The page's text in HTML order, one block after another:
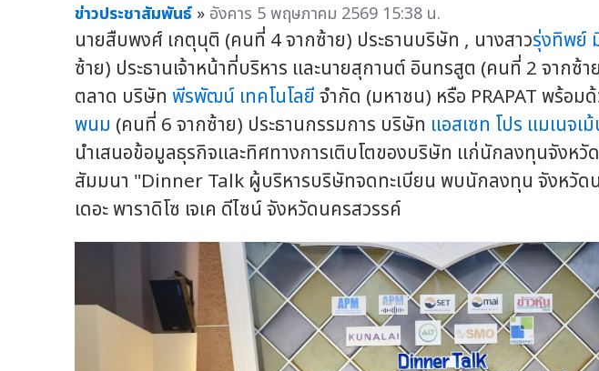
ข่าวประชาสัมพันธ์ » อังคาร 5 พฤษภาคม 2569 15:38 น.
นายสืบพงศ์ เกตุนุติ (คนที่ 4 จากซ้าย) ประธานบริษัท , นางสาวรุ่งทิพย์
ซ้าย) ประธานเจ้าหน้าที่บริหาร และนายสุกานต์ อินทรสูต (คนที่ 2 จากซ้า
ตลาด บริษัท พีรพัฒน์ เทคโนโลยีจำกัด (มหาชน) หรือ PRAPAT พร้อม
พนม (คนที่ 6 จากซ้าย) ประธานกรรมการ บริษัท แอสเซท โปร แมเนจเ
นำเสนอข้อมูลธุรกิจและทิศทางการเติบโตของบริษัท แก่นักลงทุนจังหวั
สัมมนา "Dinner Talk ผู้บริหารบริษัทจดทะเบียน พบนักลงทุน จังหวัด
เดอะ พาราดิโซ เจเค ดีไซน์ จังหวัดนครสวรรค์